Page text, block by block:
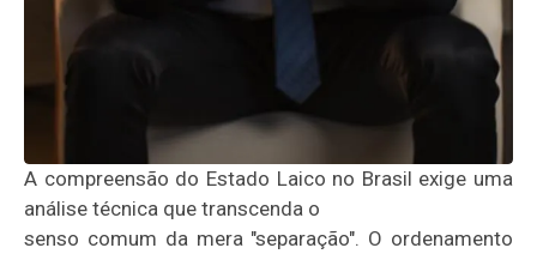
A compreensão do Estado Laico no Brasil exige uma
análise técnica que transcenda o
senso comum da mera "separação". O ordenamento